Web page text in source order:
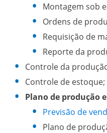
Montagem sob
Ordens de
Requisição de
Reporte da
Controle da
Controle de estoque;
Plano de produção e
Previsão de
Plano de